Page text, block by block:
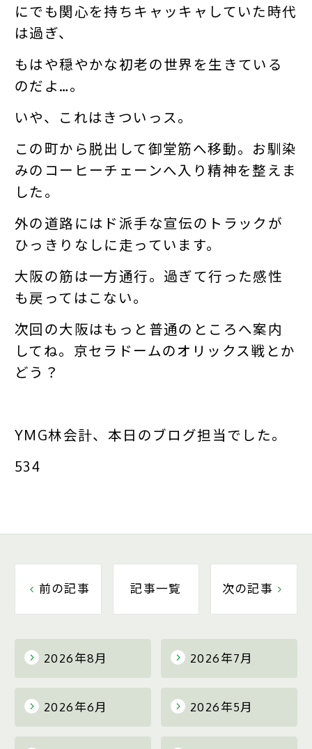
2026年8月 2026年7月
2026年6月 2026年5月
にでも関心を持ちキャッキャしていた時代
は過ぎ、
もはや穏やかな初老の世界を生きている
のだよ…。
いや、これはきついっス。
この町から脱出して御堂筋へ移動。お馴染
みのコーヒーチェーンへ入り精神を整えま
した。
外の道路にはド派手な宣伝のトラックが
ひっきりなしに走っています。
大阪の筋は一方通行。過ぎて行った感性
も戻ってはこない。
次回の大阪はもっと普通のところへ案内
してね。京セラドームのオリックス戦とか
どう？
YMG林会計、本日のブログ担当でした。
534
前の記事 記事一覧 次の記事